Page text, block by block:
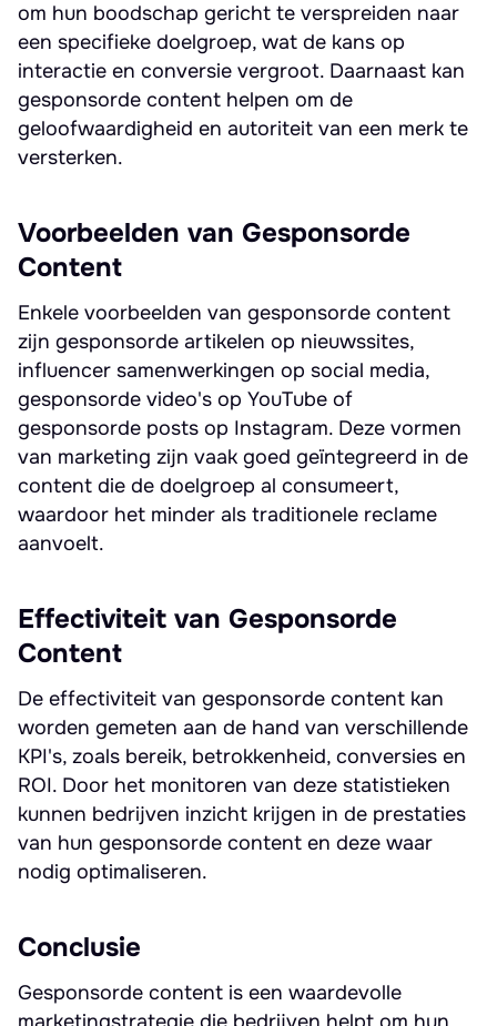
om hun boodschap gericht te verspreiden naar
een specifieke doelgroep, wat de kans op
interactie en conversie vergroot. Daarnaast kan
gesponsorde content helpen om de
geloofwaardigheid en autoriteit van een merk te
versterken.
Voorbeelden van Gesponsorde
Content
Enkele voorbeelden van gesponsorde content
zijn gesponsorde artikelen op nieuwssites,
influencer samenwerkingen op social media,
gesponsorde video's op YouTube of
gesponsorde posts op Instagram. Deze vormen
van marketing zijn vaak goed geïntegreerd in de
content die de doelgroep al consumeert,
waardoor het minder als traditionele reclame
aanvoelt.
Effectiviteit van Gesponsorde
Content
De effectiviteit van gesponsorde content kan
worden gemeten aan de hand van verschillende
KPI's, zoals bereik, betrokkenheid, conversies en
ROI. Door het monitoren van deze statistieken
kunnen bedrijven inzicht krijgen in de prestaties
van hun gesponsorde content en deze waar
nodig optimaliseren.
Conclusie
Gesponsorde content is een waardevolle